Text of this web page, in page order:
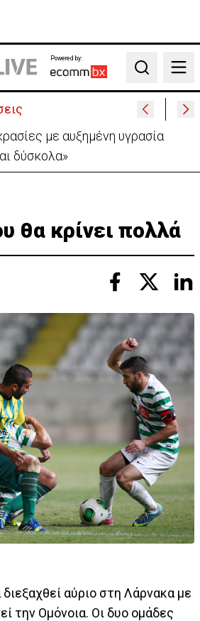
Powered by:
Search
και ΑΚΕΛ: «Το πάρτι έχει
θα κρίνει πολλά
αύριο στη Λάρνακα με
την Ομόνοια. Οι δυο ομάδες